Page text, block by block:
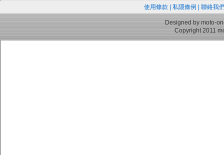
使用條款 私隱條例 聯絡我
Designed by moto-
Copyright 2011